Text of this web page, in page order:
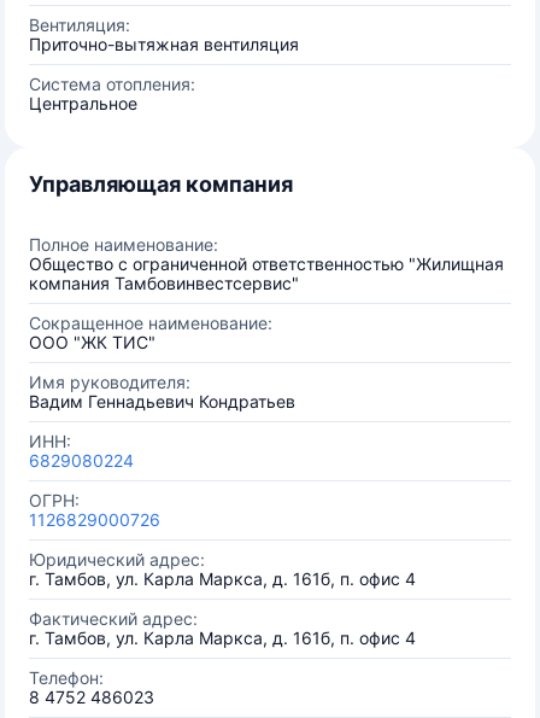
Вентиляция:
Приточно-вытяжная вентиляция
Система отопления:
Центральное
Управляющая компания
Полное наименование:
Общество с ограниченной ответственностью "Жилищная
компания Тамбовинвестсервис"
Сокращенное наименование:
ООО "ЖК ТИС"
Имя руководителя:
Вадим Геннадьевич Кондратьев
ИНН:
6829080224
ОГРН:
1126829000726
Юридический адрес:
г. Тамбов, ул. Карла Маркса, д. 161б, п. офис 4
Фактический адрес:
г. Тамбов, ул. Карла Маркса, д. 161б, п. офис 4
Телефон:
8 4752 486023